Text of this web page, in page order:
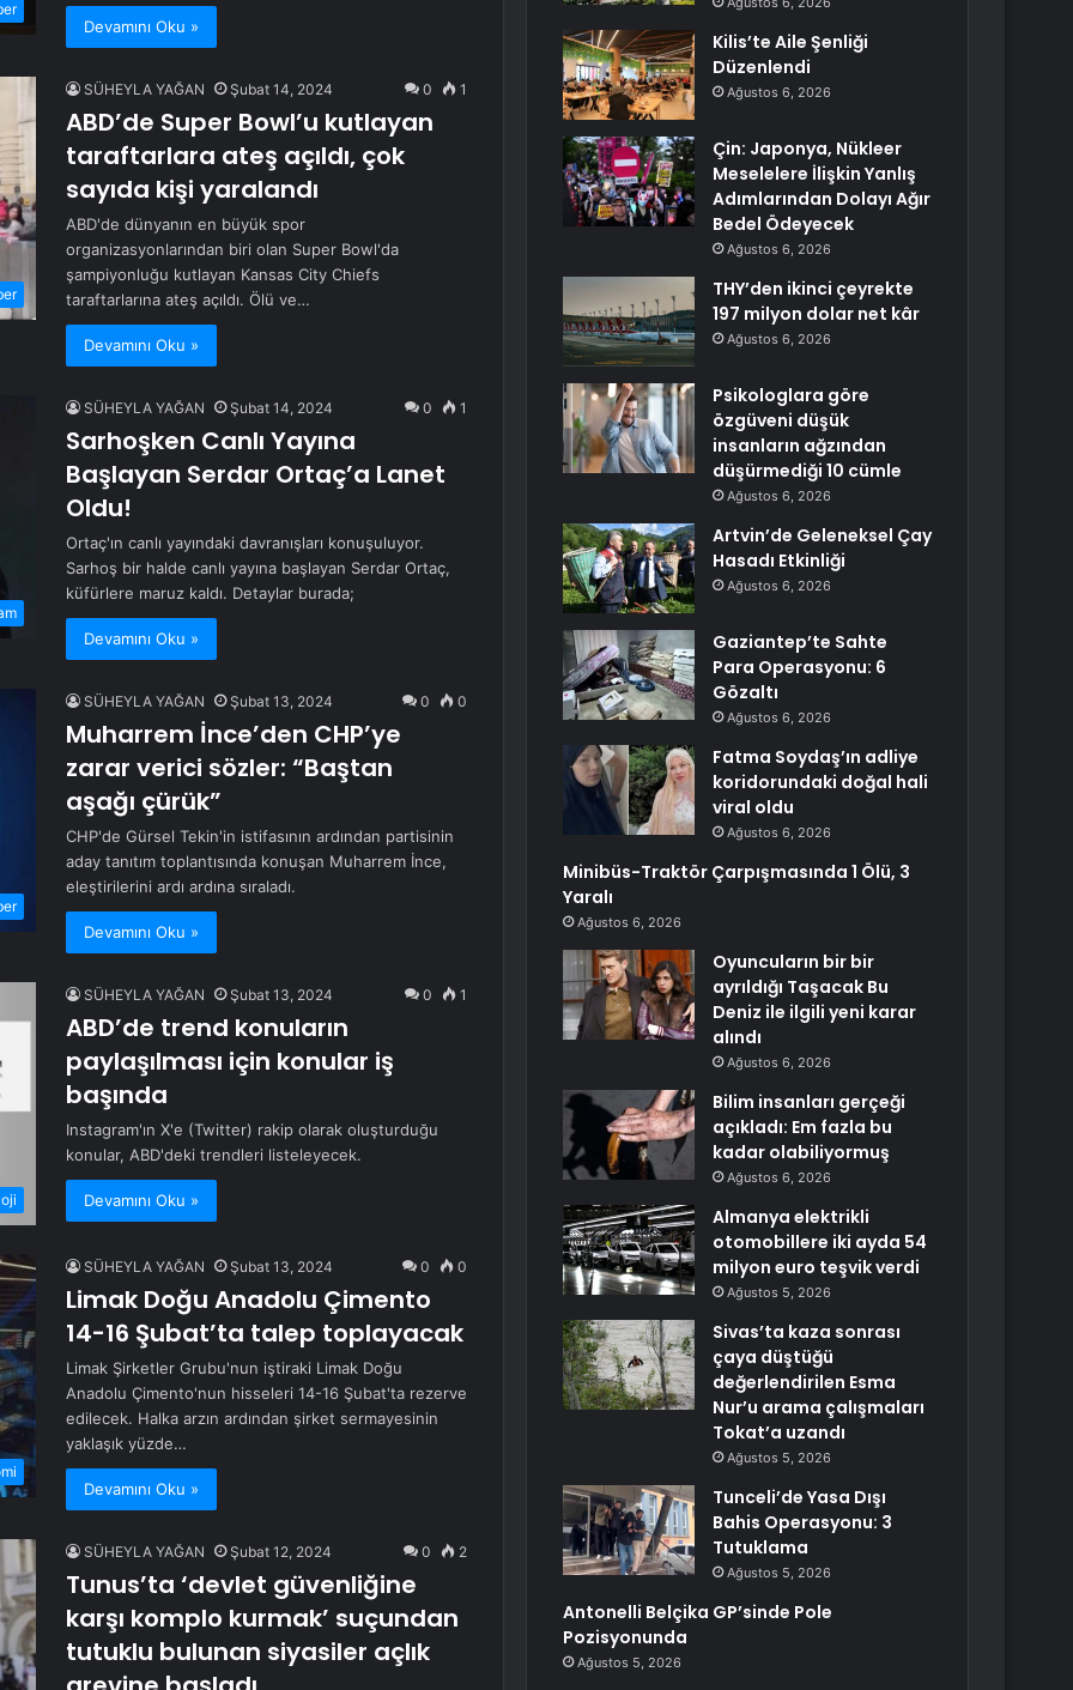
Devamını Oku »
SÜHEYLA YAĞAN Şubat 14, 2024 0 1
ABD’de Super Bowl’u kutlayan
taraftarlara ateş açıldı, çok
sayıda kişi yaralandı
ABD'de dünyanın en büyük spor
organizasyonlarından biri olan Super Bowl'da
şampiyonluğu kutlayan Kansas City Chiefs
taraftarlarına ateş açıldı. Ölü ve…
Devamını Oku »
SÜHEYLA YAĞAN Şubat 14, 2024 0 1
Sarhoşken Canlı Yayına
Başlayan Serdar Ortaç’a Lanet
Oldu!
Ortaç'ın canlı yayındaki davranışları konuşuluyor.
Sarhoş bir halde canlı yayına başlayan Serdar Ortaç,
küfürlere maruz kaldı. Detaylar burada;
Devamını Oku »
SÜHEYLA YAĞAN Şubat 13, 2024 0 0
Muharrem İnce’den CHP’ye
zarar verici sözler: “Baştan
aşağı çürük”
CHP'de Gürsel Tekin'in istifasının ardından partisinin
aday tanıtım toplantısında konuşan Muharrem İnce,
eleştirilerini ardı ardına sıraladı.
Devamını Oku »
SÜHEYLA YAĞAN Şubat 13, 2024 0 1
ABD’de trend konuların
paylaşılması için konular iş
başında
Instagram'ın X'e (Twitter) rakip olarak oluşturduğu
konular, ABD'deki trendleri listeleyecek.
Devamını Oku »
SÜHEYLA YAĞAN Şubat 13, 2024 0 0
Limak Doğu Anadolu Çimento
14-16 Şubat’ta talep toplayacak
Limak Şirketler Grubu'nun iştiraki Limak Doğu
Anadolu Çimento'nun hisseleri 14-16 Şubat'ta rezerve
edilecek. Halka arzın ardından şirket sermayesinin
yaklaşık yüzde…
Devamını Oku »
SÜHEYLA YAĞAN Şubat 12, 2024 0 2
Tunus’ta ‘devlet güvenliğine
karşı komplo kurmak’ suçundan
tutuklu bulunan siyasiler açlık
Kilis’te Aile Şenliği
Düzenlendi
Ağustos 6, 2026
Çin: Japonya, Nükleer
Meselelere İlişkin Yanlış
Adımlarından Dolayı Ağır
Bedel Ödeyecek
Ağustos 6, 2026
THY’den ikinci çeyrekte
197 milyon dolar net kâr
Ağustos 6, 2026
Psikologlara göre
özgüveni düşük
insanların ağzından
düşürmediği 10 cümle
Ağustos 6, 2026
Artvin’de Geleneksel Çay
Hasadı Etkinliği
Ağustos 6, 2026
Gaziantep’te Sahte
Para Operasyonu: 6
Gözaltı
Ağustos 6, 2026
Fatma Soydaş’ın adliye
koridorundaki doğal hali
viral oldu
Ağustos 6, 2026
Minibüs-Traktör Çarpışmasında 1 Ölü, 3
Yaralı
Ağustos 6, 2026
Oyuncuların bir bir
ayrıldığı Taşacak Bu
Deniz ile ilgili yeni karar
alındı
Ağustos 6, 2026
Bilim insanları gerçeği
açıkladı: Em fazla bu
kadar olabiliyormuş
Ağustos 6, 2026
Almanya elektrikli
otomobillere iki ayda 54
milyon euro teşvik verdi
Ağustos 5, 2026
Sivas’ta kaza sonrası
çaya düştüğü
değerlendirilen Esma
Nur’u arama çalışmaları
Tokat’a uzandı
Ağustos 5, 2026
Tunceli’de Yasa Dışı
Bahis Operasyonu: 3
Tutuklama
Ağustos 5, 2026
Antonelli Belçika GP’sinde Pole
Pozisyonunda
Ağustos 5, 2026